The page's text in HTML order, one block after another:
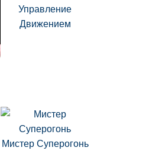
Управление
Движением
Мистер Суперогонь